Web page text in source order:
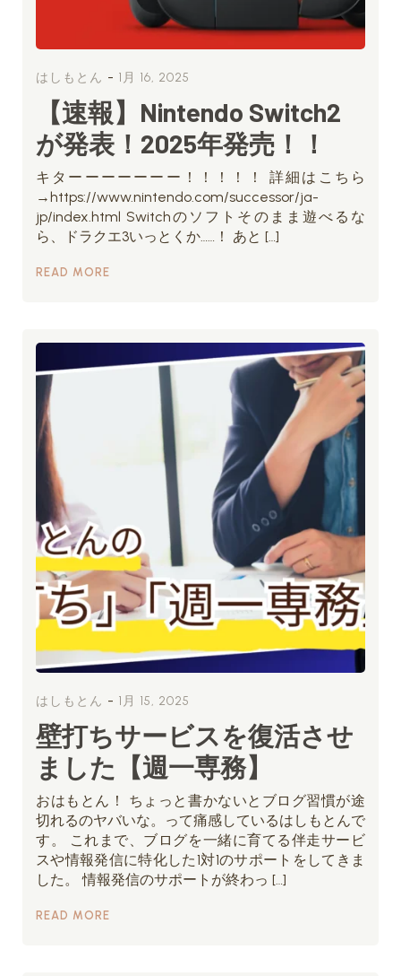
はしもとん - 1月 16, 2025
【速報】Nintendo Switch2
が発表！2025年発売！！
キターーーーーーー！！！！！ 詳細はこちら
→https://www.nintendo.com/successor/ja-
jp/index.html Switchのソフトそのまま遊べるな
ら、ドラクエ3いっとくか……！ あと […]
READ MORE
はしもとん - 1月 15, 2025
壁打ちサービスを復活させ
ました【週一専務】
おはもとん！ ちょっと書かないとブログ習慣が途
切れるのヤバいな。って痛感しているはしもとんで
す。 これまで、ブログを一緒に育てる伴走サービ
スや情報発信に特化した1対1のサポートをしてきま
した。 情報発信のサポートが終わっ […]
READ MORE